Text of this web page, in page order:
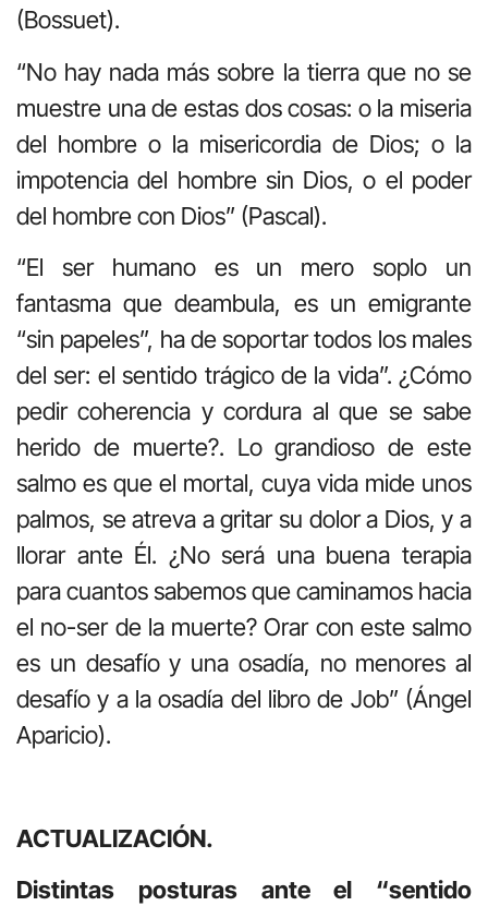
(Bossuet).
“No hay nada más sobre la tierra que no se
muestre una de estas dos cosas: o la miseria
del hombre o la misericordia de Dios; o la
impotencia del hombre sin Dios, o el poder
del hombre con Dios” (Pascal).
“El ser humano es un mero soplo un
fantasma que deambula, es un emigrante
“sin papeles”, ha de soportar todos los males
del ser: el sentido trágico de la vida”. ¿Cómo
pedir coherencia y cordura al que se sabe
herido de muerte?. Lo grandioso de este
salmo es que el mortal, cuya vida mide unos
palmos, se atreva a gritar su dolor a Dios, y a
llorar ante Él. ¿No será una buena terapia
para cuantos sabemos que caminamos hacia
el no-ser de la muerte? Orar con este salmo
es un desafío y una osadía, no menores al
desafío y a la osadía del libro de Job” (Ángel
Aparicio).
ACTUALIZACIÓN.
Distintas posturas ante el “sentido